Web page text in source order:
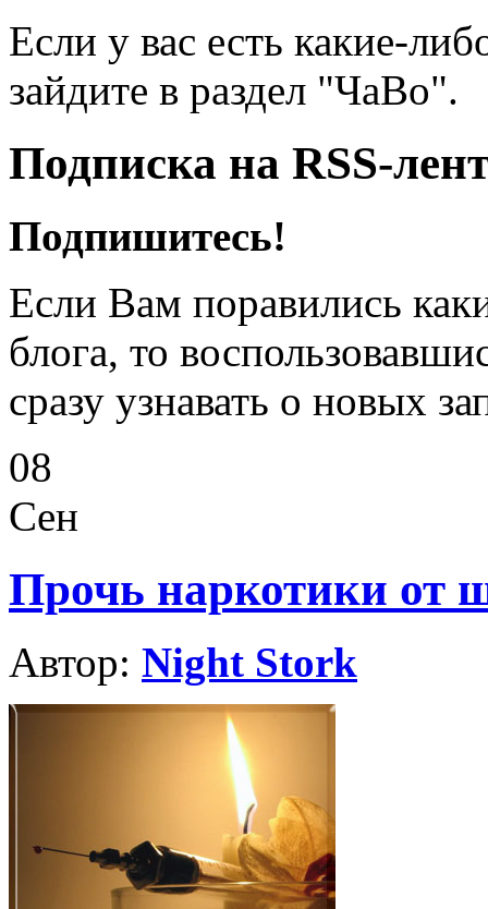
Если у вас есть какие-
зайдите в раздел "ЧаВо".
Подписка на RSS-
Подпишитесь!
Если Вам поравились
блога, то
сразу узнавать о новых
08
Сен
Прочь наркотики от
Автор: Night Stork